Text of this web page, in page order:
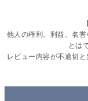
返品
他人の権利、利益、名
とは
レビュー内容が不適切